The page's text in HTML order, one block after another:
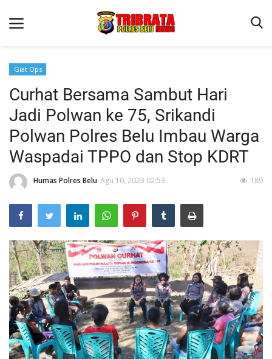
Beranda
Terms & Conditions
Reskrim
Binkam
Lantas
Polisi Kita
Mitra Polisi
Giat Ops
Giat Ops
Curhat Bersama Sambut Hari
Jadi Polwan ke 75, Srikandi
Polwan Polres Belu Imbau Warga
Waspadai TPPO dan Stop KDRT
Humas Polres Belu Agu 10, 2023 02:53 189